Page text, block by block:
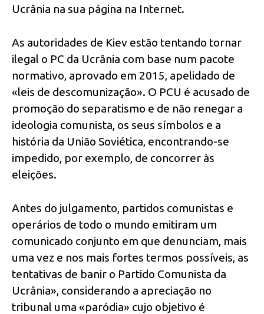
Ucrânia na sua página na Internet.
As autoridades de Kiev estão tentando tornar
ilegal o PC da Ucrânia com base num pacote
normativo, aprovado em 2015, apelidado de
«leis de descomunização». O PCU é acusado de
promoção do separatismo e de não renegar a
ideologia comunista, os seus símbolos e a
história da União Soviética, encontrando-se
impedido, por exemplo, de concorrer às
eleições.
Antes do julgamento, partidos comunistas e
operários de todo o mundo emitiram um
comunicado conjunto em que denunciam, mais
uma vez e nos mais fortes termos possíveis, as
tentativas de banir o Partido Comunista da
Ucrânia», considerando a apreciação no
tribunal uma «paródia» cujo objetivo é